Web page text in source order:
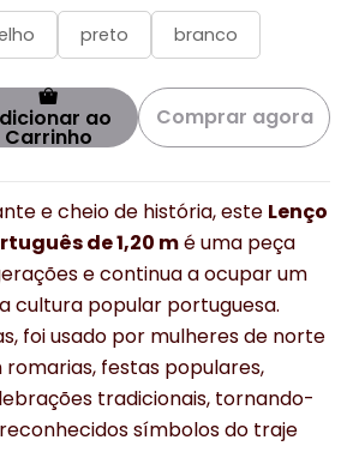
preto branco
ao
Carrinho
Comprar agora
e cheio de história, este Lenço
de 1,20 mé uma peça
e continua a ocupar um
cultura popular portuguesa.
foi usado por mulheres de norte
romarias, festas populares,
tradicionais, tornando-
símbolos do traje